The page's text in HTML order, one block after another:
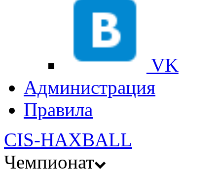
VK
Администрация
Правила
CIS-HAXBALL
Чемпионат